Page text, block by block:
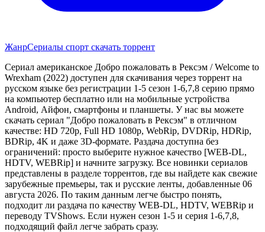
ЖанрСериалы спорт скачать торрент
Сериал американское Добро пожаловать в Рексэм / Welcome to
Wrexham (2022) доступен для скачивания через торрент на
русском языке без регистрации 1-5 сезон 1-6,7,8 серию прямо
на компьютер бесплатно или на мобильные устройства
Android, Айфон, смартфоны и планшеты. У нас вы можете
скачать сериал "Добро пожаловать в Рексэм" в отличном
качестве: HD 720p, Full HD 1080p, WebRip, DVDRip, HDRip,
BDRip, 4K и даже 3D-формате. Раздача доступна без
ограничений: просто выберите нужное качество [WEB-DL,
HDTV, WEBRip] и начните загрузку. Все новинки сериалов
представлены в разделе торрентов, где вы найдете как свежие
зарубежные премьеры, так и русские ленты, добавленные 06
августа 2026. По таким данным легче быстро понять,
подходит ли раздача по качеству WEB-DL, HDTV, WEBRip и
переводу TVShows. Если нужен сезон 1-5 и серия 1-6,7,8,
подходящий файл легче забрать сразу.